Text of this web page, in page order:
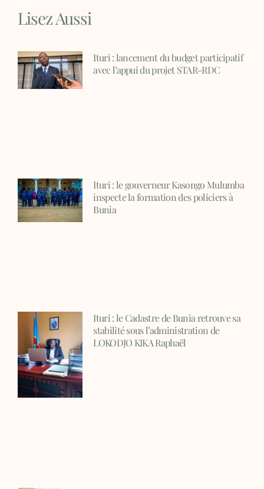
Lisez Aussi
Ituri : lancement du budget participatif
avec l’appui du projet STAR-RDC
Ituri : le gouverneur Kasongo Mulumba
inspecte la formation des policiers à
Bunia
Ituri : le Cadastre de Bunia retrouve sa
stabilité sous l’administration de
LOKODJO KIKA Raphaël